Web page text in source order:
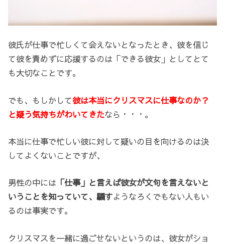
彼氏が仕事で忙しくて会えないとなったとき、彼を信じ
て彼を責めずに応援するのは「できる彼女」としてとて
も大切なことです。
でも、もしかして彼は本当にクリスマスに仕事なのか？
と疑う気持ちがわいてきたなら・・・。
本当に仕事で忙しい彼に対して疑いの目を向けるのは決
してよくないことですが、
男性の中には 「仕事」と言えば彼女が文句を言えないと
いうことを知っていて、騙すようなろくでもない人もい
るのは事実です。
クリスマスを一緒に過ごせないというのは、彼女がショ